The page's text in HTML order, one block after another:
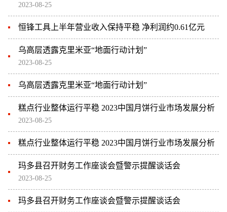
2023-08-25
恒锋工具上半年营业收入保持平稳 净利润约0.61亿元
乌高层透露克里米亚“地面行动计划”
2023-08-25
乌高层透露克里米亚“地面行动计划”
糕点行业整体运行平稳 2023中国月饼行业市场发展分析
2023-08-25
糕点行业整体运行平稳 2023中国月饼行业市场发展分析
玛多县召开财务工作座谈会暨警示提醒谈话会
2023-08-25
玛多县召开财务工作座谈会暨警示提醒谈话会